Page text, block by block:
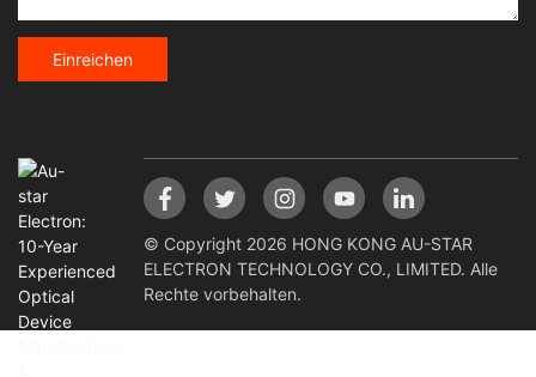
Einreichen
© Copyright 2026 HONG KONG AU-STAR
ELECTRON TECHNOLOGY CO., LIMITED. Alle
Rechte vorbehalten.